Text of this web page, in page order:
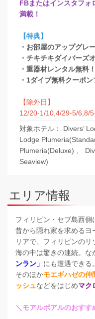
FBまたはインスタフォ
満載！
【特典】
・お部屋のアップグレ
・チキチキダイバーズ
・重器材レンタル無
・1ダイブ無料クーポ
【除外日】
12/20-1/10,4/29-5/6,8/
対象ホテル： Divers’
Lodge
Plumeria(Deluxe) 、
Seaview)
エリア情報
フィリピン・セブ島西側
昔から隠れ家を求めるヨ
リアで、フィリピンのリ
海の中は驚きの連続。な
ンラン」 にも遭遇できる。
そのほかモエギハゼの仲
ッシュなどをはじめマク
＼ モアルボアルのおすす